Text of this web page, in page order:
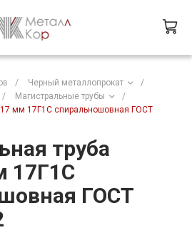
/ Черный металлопрокат
/
/ Магистральные трубы
/
мм 17Г1С спиральношовная ГОСТ
труба
17Г1С
ГОСТ